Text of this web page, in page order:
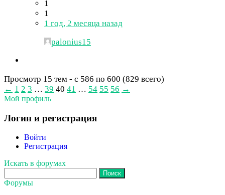
1
1
1 год, 2 месяца назад
palonius15
Просмотр 15 тем - с 586 по 600 (829 всего)
← 1 2 3 … 39 40 41 … 54 55 56 →
Мой профиль
Логин и регистрация
Войти
Регистрация
Искать в форумах
Форумы